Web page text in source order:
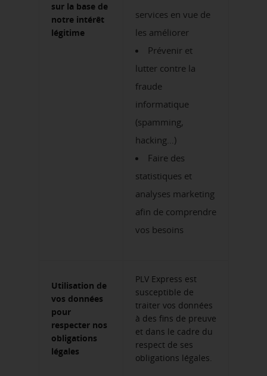
sur la base de
notre intérêt
légitime
services en vue de
les améliorer
Prévenir et
lutter contre la
fraude
informatique
(spamming,
hacking…)
Faire des
statistiques et
analyses marketing
afin de comprendre
vos besoins
Utilisation de
vos données
pour
respecter nos
obligations
légales
PLV Express est
susceptible de
traiter vos données
à des fins de preuve
et dans le cadre du
respect de ses
obligations légales.